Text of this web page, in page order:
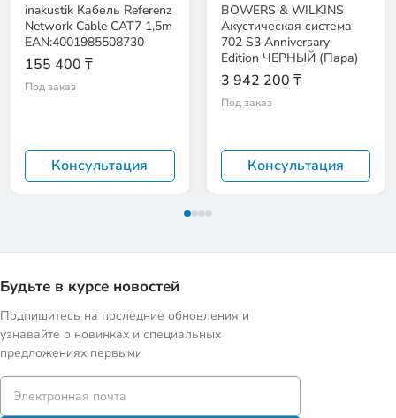
inakustik Кабель Referenz
Network Cable CAT7 1,5m
EAN:4001985508730
155 400 ₸
Под заказ
Консультация
BOWERS & WILKINS
Акустическая система
702 S3 Anniversary
Edition ЧЕРНЫЙ (Пара)
3 942 200 ₸
Под заказ
Консультация
Будьте в курсе новостей
Подпишитесь на последние обновления и
узнавайте о новинках и специальных
предложениях первыми